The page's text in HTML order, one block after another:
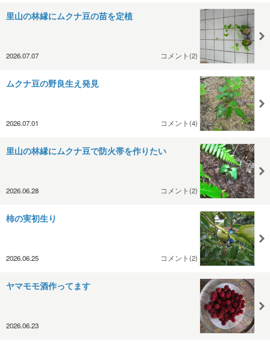
里山の林縁にムクナ豆の苗を定植
2026.07.07 コメント(2)
ムクナ豆の野良生え発見
2026.07.01 コメント(4)
里山の林縁にムクナ豆で防火帯を作りたい
2026.06.28 コメント(2)
柿の実初生り
2026.06.25 コメント(2)
ヤマモモ酒作ってます
2026.06.23